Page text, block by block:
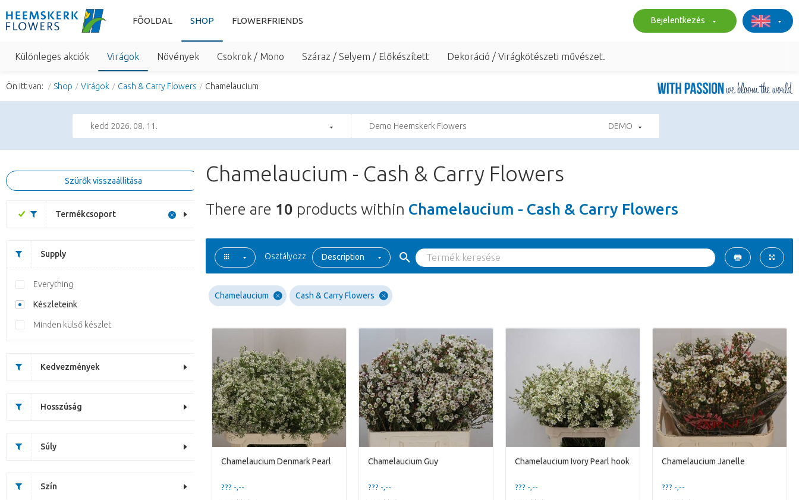
FÕOLDAL SHOP FLOWERFRIENDS Bejelentkezés
Különleges akciók Virágok Növények Csokrok / Mono Száraz / Selyem / Előkészített Dekoráció / Virágkötészeti művészet.
Ön itt van: Shop Virágok Cash & Carry Flowers Chamelaucium
kedd 2026. 08. 11. Demo Heemskerk Flowers DEMO
Szürők visszaállitása
Termékcsoport
Supply
Everything
Készleteink
Minden külső készlet
Kedvezmények
Hosszúság
Súly
Szín
Chamelaucium - Cash & Carry Flowers
There are 10 products within Chamelaucium - Cash & Carry Flowers
Osztályozz Description
Chamelaucium Cash & Carry Flowers
Chamelaucium Denmark Pearl
??? -,--
Chamelaucium Guy
??? -,--
Chamelaucium Ivory Pearl hook
??? -,--
Chamelaucium Janelle
??? -,--